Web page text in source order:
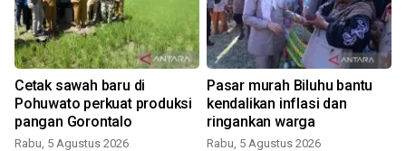
Cetak sawah baru di
Pohuwato perkuat produksi
pangan Gorontalo
Rabu, 5 Agustus 2026
Pasar murah Biluhu bantu
kendalikan inflasi dan
ringankan warga
Rabu, 5 Agustus 2026